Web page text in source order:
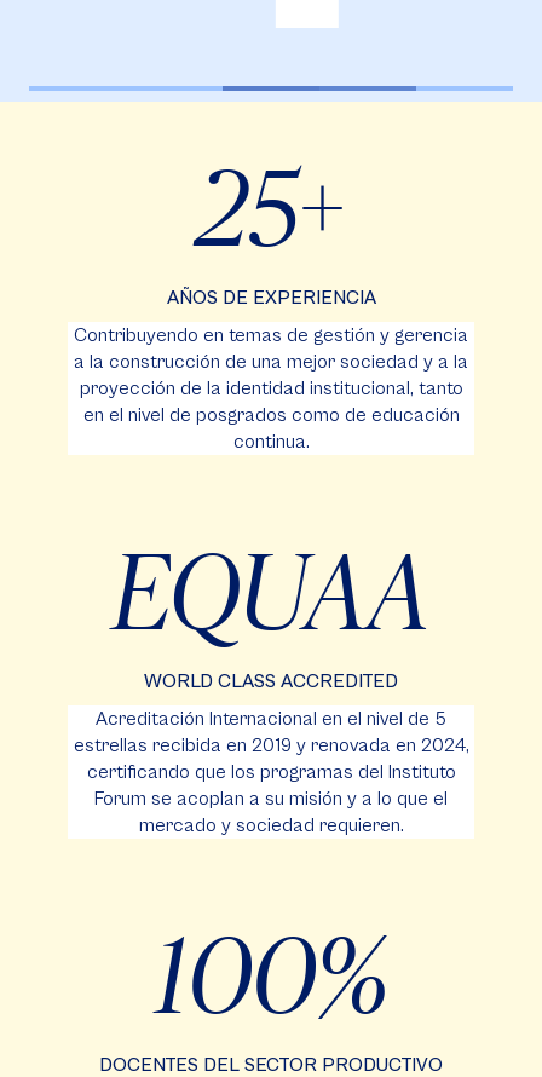
25
AÑOS DE EXPERIENCIA
Contribuyendo en temas de gestión y gerencia
a la construcción de una mejor sociedad y a la
proyección de la identidad institucional, tanto
en el nivel de posgrados como de educación
continua.
EQUAA
WORLD CLASS ACCREDITED
Acreditación Internacional en el nivel de 5
estrellas recibida en 2019 y renovada en 2024,
certificando que los programas del Instituto
Forum se acoplan a su misión y a lo que el
mercado y sociedad requieren.
100
DOCENTES DEL SECTOR PRODUCTIVO